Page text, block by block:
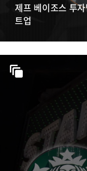
제프 베이조스 투
트업